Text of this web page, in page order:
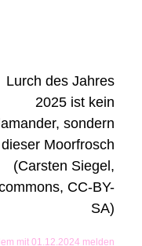
mit 01.12.2024 melden